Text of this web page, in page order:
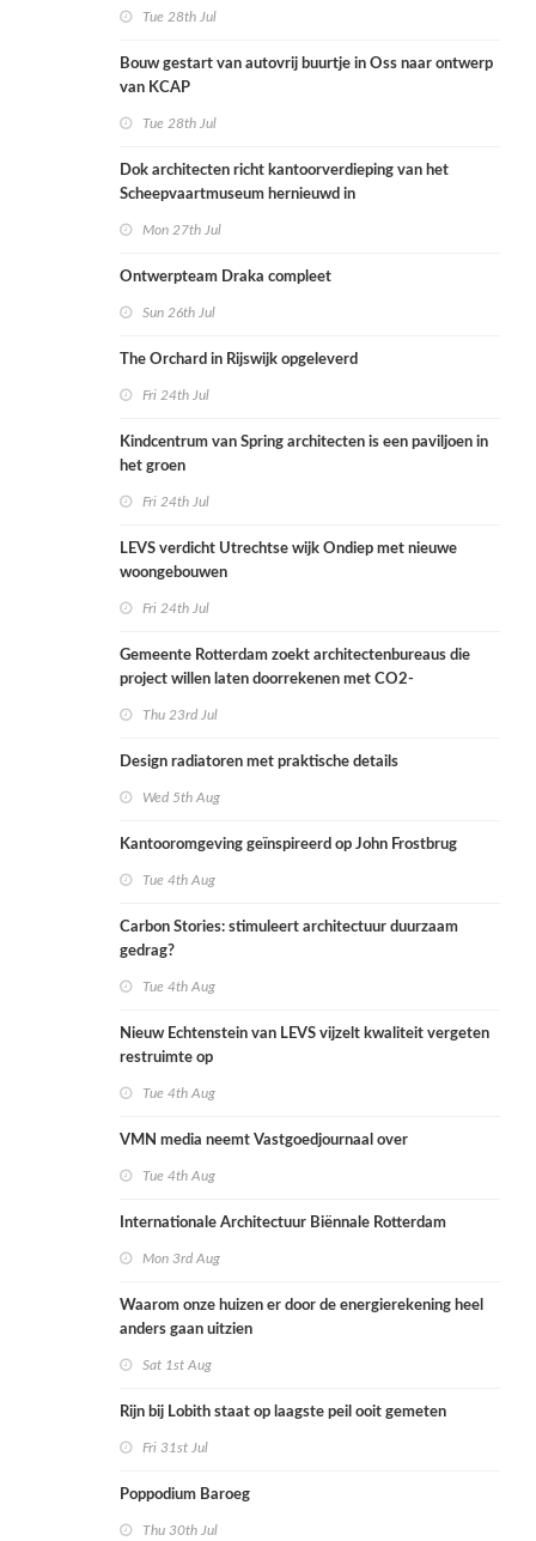
Tue 28th Jul
Bouw gestart van autovrij buurtje in Oss naar ontwerp
van KCAP
Tue 28th Jul
Dok architecten richt kantoorverdieping van het
Scheepvaartmuseum hernieuwd in
Mon 27th Jul
Ontwerpteam Draka compleet
Sun 26th Jul
The Orchard in Rijswijk opgeleverd
Fri 24th Jul
Kindcentrum van Spring architecten is een paviljoen in
het groen
Fri 24th Jul
LEVS verdicht Utrechtse wijk Ondiep met nieuwe
woongebouwen
Fri 24th Jul
Gemeente Rotterdam zoekt architectenbureaus die
project willen laten doorrekenen met CO2-
Thu 23rd Jul
Design radiatoren met praktische details
Wed 5th Aug
Kantooromgeving geïnspireerd op John Frostbrug
Tue 4th Aug
Carbon Stories: stimuleert architectuur duurzaam
gedrag?
Tue 4th Aug
Nieuw Echtenstein van LEVS vijzelt kwaliteit vergeten
restruimte op
Tue 4th Aug
VMN media neemt Vastgoedjournaal over
Tue 4th Aug
Internationale Architectuur Biënnale Rotterdam
Mon 3rd Aug
Waarom onze huizen er door de energierekening heel
anders gaan uitzien
Sat 1st Aug
Rijn bij Lobith staat op laagste peil ooit gemeten
Fri 31st Jul
Poppodium Baroeg
Thu 30th Jul